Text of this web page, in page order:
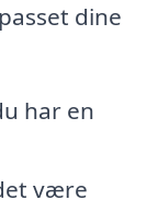
dine
har en
være